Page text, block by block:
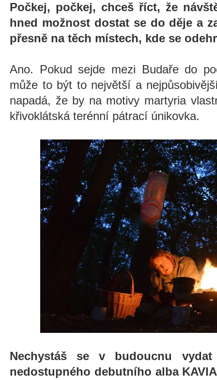
Počkej, počkej, chceš říct, že
hned možnost dostat se do děje a
přesně na těch místech, kde se
Ano. Pokud sejde mezi Budaře do
může to být to největší a
napadá, že by na motivy martyria
křivoklátská terénní pátrací únikovka.
Nechystáš se v budoucnu
nedostupného debutního alba